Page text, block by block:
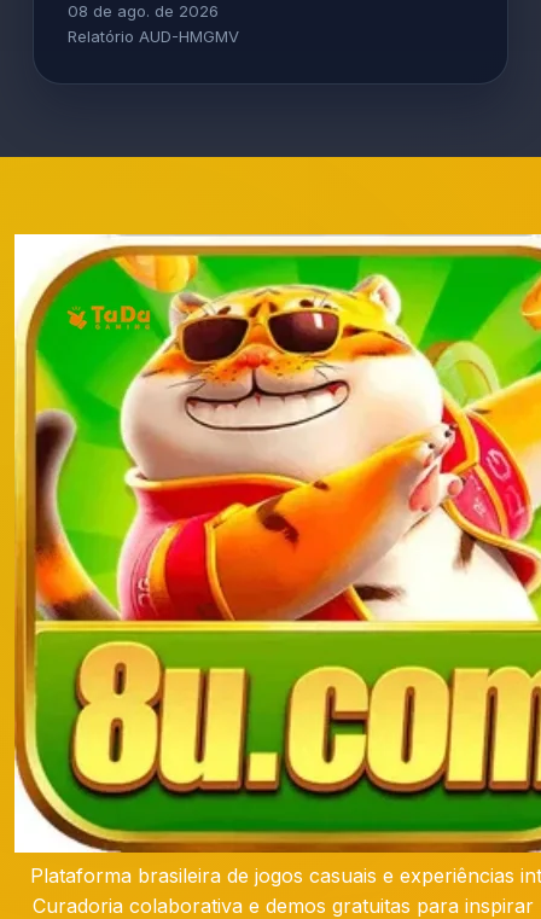
08 de ago. de 2026
Relatório AUD-HMGMV
Plataforma brasileira de jogos casuais e experiências
Curadoria colaborativa e demos gratuitas para inspirar